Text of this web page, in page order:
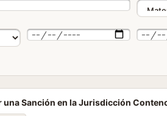
una Sanción en la Jurisdicción